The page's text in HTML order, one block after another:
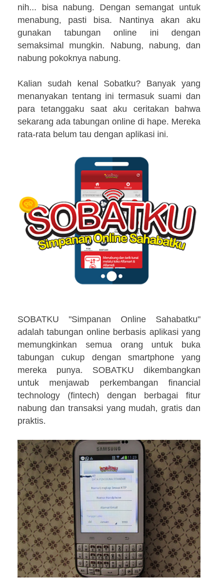
nih... bisa nabung. Dengan semangat untuk
menabung, pasti bisa. Nantinya akan aku
gunakan tabungan online ini dengan
semaksimal mungkin. Nabung, nabung, dan
nabung pokoknya nabung.
Kalian sudah kenal Sobatku? Banyak yang
menanyakan tentang ini termasuk suami dan
para tetanggaku saat aku ceritakan bahwa
sekarang ada tabungan online di hape. Mereka
rata-rata belum tau dengan aplikasi ini.
SOBATKU "Simpanan Online Sahabatku"
adalah tabungan online berbasis aplikasi yang
memungkinkan semua orang untuk buka
tabungan cukup dengan smartphone yang
mereka punya. SOBATKU dikembangkan
untuk menjawab perkembangan financial
technology (fintech) dengan berbagai fitur
nabung dan transaksi yang mudah, gratis dan
praktis.